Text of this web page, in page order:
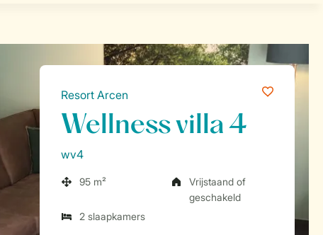
Resort Arcen
Wellness villa 4
wv4
95 m²
Vrijstaand of
geschakeld
2 slaapkamers